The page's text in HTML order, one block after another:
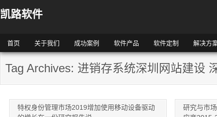
凯路软件
首页 关于我们 成功案例 软件产品 软件定制 解决方
Tag Archives: 进销存系统深圳网站建设
特权身份管理市场2019增加使用移动设备驱动
研究与市